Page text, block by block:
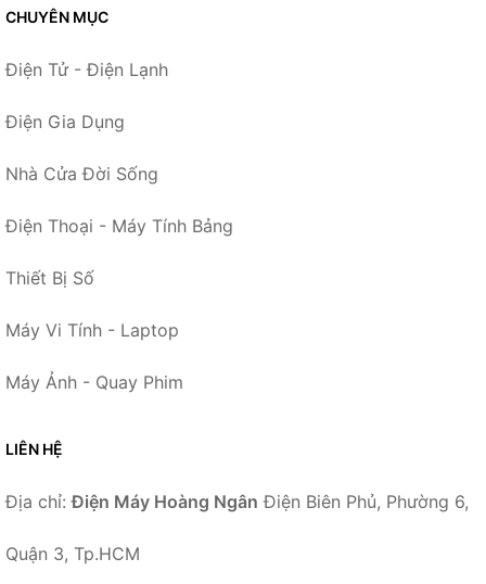
CHUYÊN MỤC
Điện Tử - Điện Lạnh
Điện Gia Dụng
Nhà Cửa Đời Sống
Điện Thoại - Máy Tính Bảng
Thiết Bị Số
Máy Vi Tính - Laptop
Máy Ảnh - Quay Phim
LIÊN HỆ
Địa chỉ:Điện Máy Hoàng Ngân Điện Biên Phủ, Phường 6,
Quận 3, Tp.HCM